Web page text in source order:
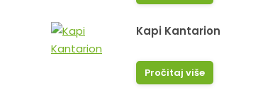
Kapi Kantarion
Pročitaj više
profesionalnosti sve preporuke za vas.
Dragana B.